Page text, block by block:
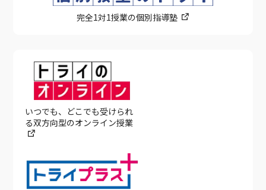
完全1対1授業の個別指導塾
いつでも、どこでも受けられ
る双方向型のオンライン授業